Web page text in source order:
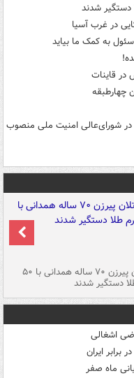
در غرب آسیا
به کمک ما بیاید
چهارطبقه
در شورای‌عالی امنیت ملی منصوب
قاتلان پیرزن ۷۰ ساله همدانی با ۵۰
دستگیر شدند
اشغالی
ایران
ماه صفر